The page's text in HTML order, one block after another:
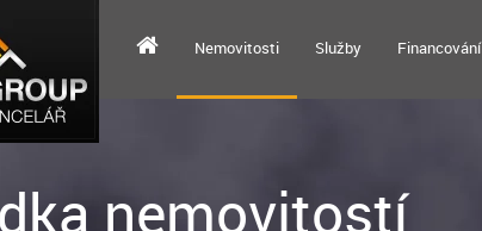
Nemovitosti Služby Financování
nemovitostí